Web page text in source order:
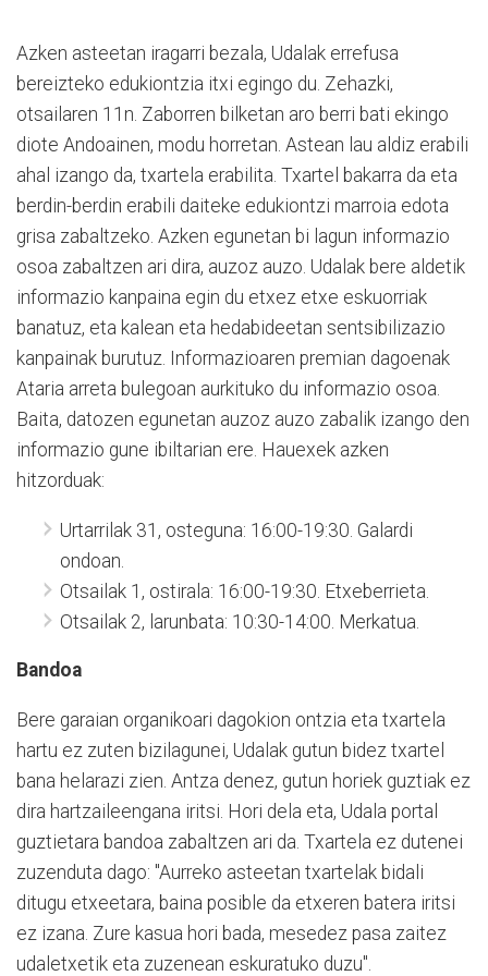
Azken asteetan iragarri bezala, Udalak errefusa
bereizteko edukiontzia itxi egingo du. Zehazki,
otsailaren 11n. Zaborren bilketan aro berri bati ekingo
diote Andoainen, modu horretan. Astean lau aldiz erabili
ahal izango da, txartela erabilita. Txartel bakarra da eta
berdin-berdin erabili daiteke edukiontzi marroia edota
grisa zabaltzeko. Azken egunetan bi lagun informazio
osoa zabaltzen ari dira, auzoz auzo. Udalak bere aldetik
informazio kanpaina egin du etxez etxe eskuorriak
banatuz, eta kalean eta hedabideetan sentsibilizazio
kanpainak burutuz. Informazioaren premian dagoenak
Ataria arreta bulegoan aurkituko du informazio osoa.
Baita, datozen egunetan auzoz auzo zabalik izango den
informazio gune ibiltarian ere. Hauexek azken
hitzorduak:
Urtarrilak 31, osteguna: 16:00-19:30. Galardi
ondoan.
Otsailak 1, ostirala: 16:00-19:30. Etxeberrieta.
Otsailak 2, larunbata: 10:30-14:00. Merkatua.
Bandoa
Bere garaian organikoari dagokion ontzia eta txartela
hartu ez zuten bizilagunei, Udalak gutun bidez txartel
bana helarazi zien. Antza denez, gutun horiek guztiak ez
dira hartzaileengana iritsi. Hori dela eta, Udala portal
guztietara bandoa zabaltzen ari da. Txartela ez dutenei
zuzenduta dago: "Aurreko asteetan txartelak bidali
ditugu etxeetara, baina posible da etxeren batera iritsi
ez izana. Zure kasua hori bada, mesedez pasa zaitez
udaletxetik eta zuzenean eskuratuko duzu".